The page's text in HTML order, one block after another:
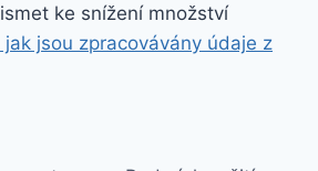
ke snížení množství
jsou zpracovávány údaje z